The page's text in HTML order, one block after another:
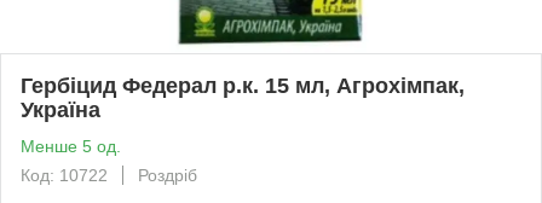
Гербіцид Федерал р.к. 15 мл, Агрохімпак,
Україна
Менше 5 од.
Код: 10722
Роздріб